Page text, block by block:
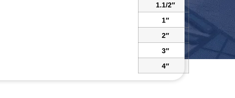
1.1/2″
1″
2″
3″
4″